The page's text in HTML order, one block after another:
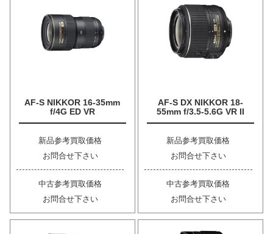
AF-S NIKKOR 16-35mm
f/4G ED VR
新品参考買取価格
お問合せ下さい
中古参考買取価格
お問合せ下さい
AF-S DX NIKKOR 18-
55mm f/3.5-5.6G VR II
新品参考買取価格
お問合せ下さい
中古参考買取価格
お問合せ下さい